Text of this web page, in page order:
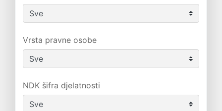
Vrsta pravne osobe
NDK šifra djelatnosti